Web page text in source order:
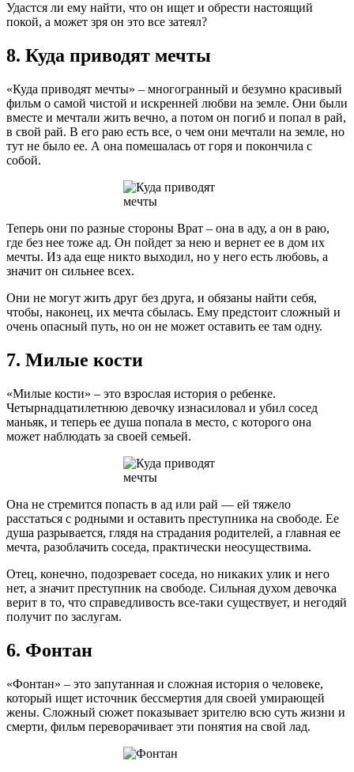
Удастся ли ему найти, что он ищет и обрести настоящий
покой, а может зря он это все затеял?
8. Куда приводят мечты
«Куда приводят мечты» – многогранный и безумно красивый
фильм о самой чистой и искренней любви на земле. Они были
вместе и мечтали жить вечно, а потом он погиб и попал в рай,
в свой рай. В его раю есть все, о чем они мечтали на земле, но
тут не было ее. А она помешалась от горя и покончила с
собой.
Теперь они по разные стороны Врат – она в аду, а он в раю,
где без нее тоже ад. Он пойдет за нею и вернет ее в дом их
мечты. Из ада еще никто выходил, но у него есть любовь, а
значит он сильнее всех.
Они не могут жить друг без друга, и обязаны найти себя,
чтобы, наконец, их мечта сбылась. Ему предстоит сложный и
очень опасный путь, но он не может оставить ее там одну.
7. Милые кости
«Милые кости» – это взрослая история о ребенке.
Четырнадцатилетнюю девочку изнасиловал и убил сосед
маньяк, и теперь ее душа попала в место, с которого она
может наблюдать за своей семьей.
Она не стремится попасть в ад или рай — ей тяжело
расстаться с родными и оставить преступника на свободе. Ее
душа разрывается, глядя на страдания родителей, а главная ее
мечта, разоблачить соседа, практически неосуществима.
Отец, конечно, подозревает соседа, но никаких улик и него
нет, а значит преступник на свободе. Сильная духом девочка
верит в то, что справедливость все-таки существует, и негодяй
получит по заслугам.
6. Фонтан
«Фонтан» – это запутанная и сложная история о человеке,
который ищет источник бессмертия для своей умирающей
жены. Сложный сюжет показывает зрителю всю суть жизни и
смерти, фильм переворачивает эти понятия на свой лад.